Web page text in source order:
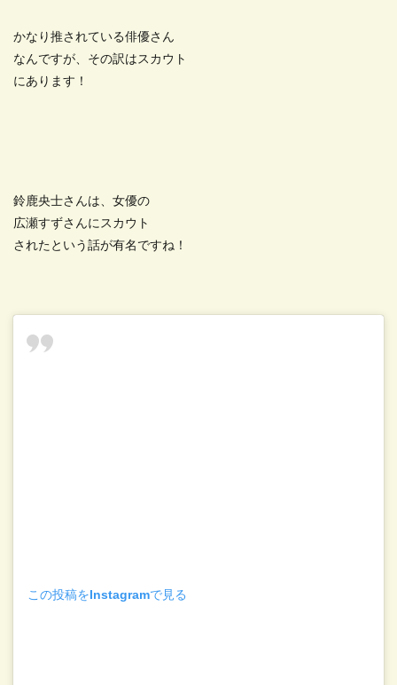
かなり推されている俳優さん
なんですが、その訳はスカウト
にあります！
鈴鹿央士さんは、女優の
広瀬すずさんにスカウト
されたという話が有名ですね！
この投稿をInstagramで見る